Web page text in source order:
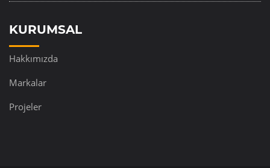
KURUMSAL
Hakkımızda
Markalar
Projeler